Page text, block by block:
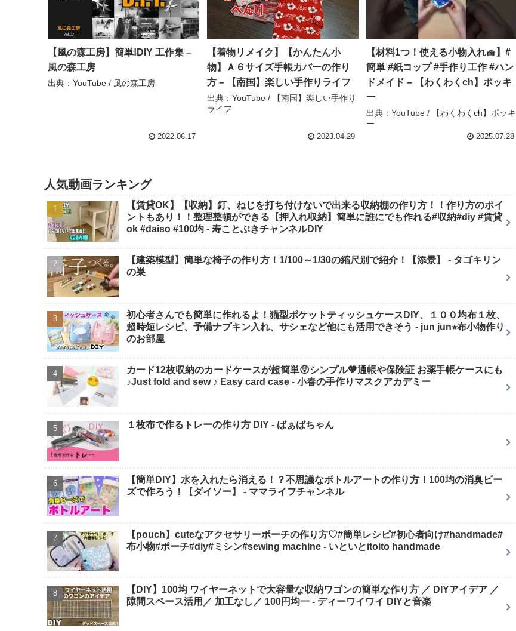
【風の森工房】簡単!DIY 工作集 –
風の森工房
出典：YouTube / 風の森工房
2022.06.17
【着物リメイク】【かんたん小
物】Ａ６サイズ手帳カバーの作り
方 – 【南国】楽しい手作りライフ
出典：YouTube / 【南国】楽しい手作り
ライフ
2023.04.29
【材料1つ！使える小物入れ🧺】#
簡単 #紙コップ #手作り工作 #ハン
ドメイド – 【わくわくch】ポッキ
ー
出典：YouTube / 【わくわくch】ポッキ
ー
2025.07.28
人気動画ランキング
【賃貸OK】【収納】釘、ねじを打ち付けないで出来る収納棚の作り方！！作り方のポイ
ントもあり！！整理整頓ができる【押入れ収納】簡単に誰にでも作れる#収納#diy #賃貸
ok #daiso #100均 - 寿ことぶきチャンネルDIY
【建築模型】簡単な椅子の作り方！1/100～1/30の縮尺別で紹介！【添景】 - タゴキリン
の巣
初心者さんでも簡単に作れるよ！猫型ポケットティッシュケースDIY、１００均布１枚、
超時短レシピ、予備ナプキン入れ、サシェなど他にも活用できそう - jun jun⭐︎布小物作り
のお部屋
カード12枚収納のカードケースが超簡単😲シンプル💖通帳や保険証 お薬手帳ケースにも
♪Just fold and sew ♪ Easy card case - 小春の手作りマスクアカデミー
１枚布で作るトレーの作り方 DIY - ばぁばちゃん
【簡単DIY】水を入れたら消える！？不思議なボトルアートの作り方！100均の消臭ビー
ズで作ろう！【ダイソー】 - ママライフチャンネル
【pouch】cuteなアクセサリーポーチの作り方♡#簡単レシピ#初心者向け#handmade#
布小物#ポーチ#diy#ミシン#sewing machine - いといとitoito handmade
【DIY】100均 ワイヤーネットで大容量な収納ワゴンの簡単な作り方 ／ DIYアイデア ／
隙間スペース活用／ 加工なし／ 100円均一 - ディーワイワイ DIYと音楽